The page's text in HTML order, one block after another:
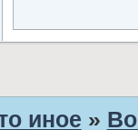
иное »